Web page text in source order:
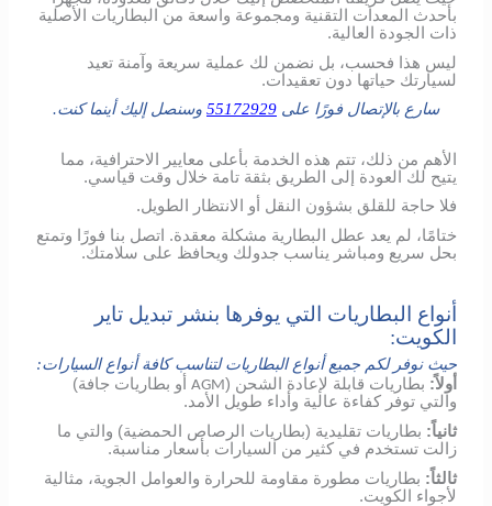
بأحدث المعدات التقنية ومجموعة واسعة من البطاريات الأصلية
ذات الجودة العالية.
ليس هذا فحسب، بل نضمن لك عملية سريعة وآمنة تعيد
لسيارتك حياتها دون تعقيدات.
سارع بالإتصال فورًا على 55172929 وسنصل إليك أينما كنت.
الأهم من ذلك، تتم هذه الخدمة بأعلى معايير الاحترافية، مما
يتيح لك العودة إلى الطريق بثقة تامة خلال وقت قياسي.
فلا حاجة للقلق بشؤون النقل أو الانتظار الطويل.
ختامًا، لم يعد عطل البطارية مشكلة معقدة. اتصل بنا فورًا وتمتع
بحل سريع ومباشر يناسب جدولك ويحافظ على سلامتك.
أنواع البطاريات التي يوفرها بنشر تبديل تاير
الكويت:
حيث نوفر لكم جميع أنواع البطاريات لتناسب كافة أنواع السيارات:
أولاً: بطاريات قابلة لإعادة الشحن (AGM أو بطاريات جافة)
والتي توفر كفاءة عالية وأداء طويل الأمد.
ثانياً: بطاريات تقليدية (بطاريات الرصاص الحمضية) والتي ما
زالت تستخدم في كثير من السيارات بأسعار مناسبة.
ثالثاً: بطاريات مطورة مقاومة للحرارة والعوامل الجوية، مثالية
لأجواء الكويت.